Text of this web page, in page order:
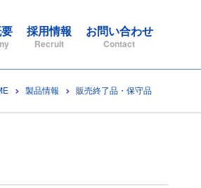
採用情報
Recruit
お問い合わせ
Contact
製品情報 販売終了品・保守品